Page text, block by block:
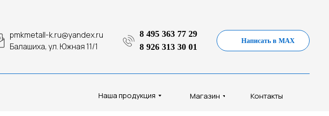
pmkmetall-k.ru@yandex.ru
Балашиха, ул. Южная 11/1
8 495 363 77 29
8 926 313 30 01
Написать в MAX
Наша продукция Контакты
Магазин